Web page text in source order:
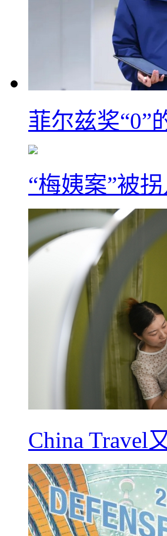
菲尔兹奖“0”
“梅姨案”被
China Travel